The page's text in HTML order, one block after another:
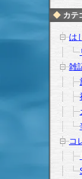
カテ
は
雑
コ